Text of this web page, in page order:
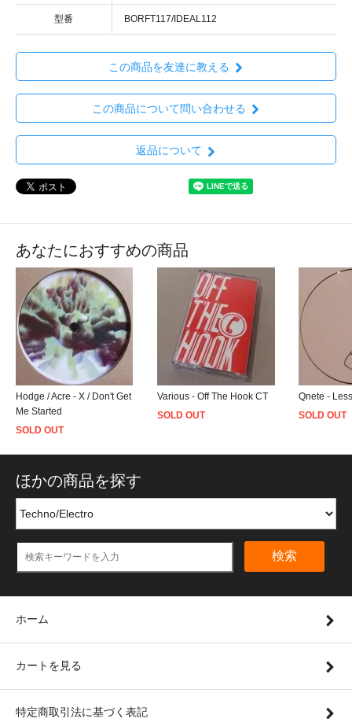
型番 BORFT117/IDEAL112
この商品を友達に教える
この商品について問い合わせる
返品について
あなたにおすすめの商品
Hodge / Acre - X / Don't Get
Me Started
SOLD OUT
Various - Off The Hook CT
SOLD OUT
Qnete -
SOLD OUT
ほかの商品を探す
検索
ホーム
カートを見る
特定商取引法に基づく表記